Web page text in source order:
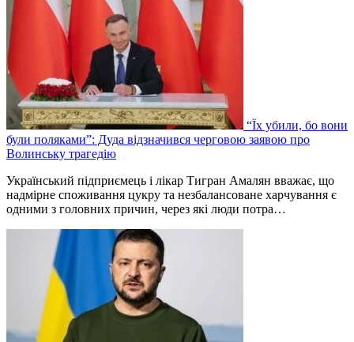
“Їх убили, бо вони
були поляками”: Дуда відзначився черговою заявою про
Волинську трагедію
Український підприємець і лікар Тигран Амалян вважає, що
надмірне споживання цукру та незбалансоване харчування є
одними з головних причин, через які люди потра…